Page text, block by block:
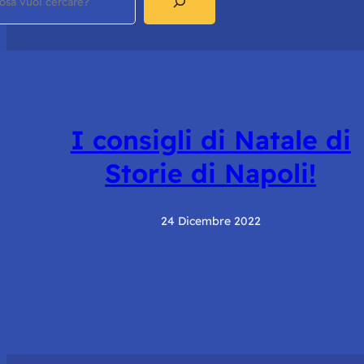
I consigli di Natale di
Storie di Napoli!
24 Dicembre 2022